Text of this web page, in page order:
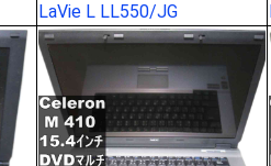
LaVie L LL550/JG